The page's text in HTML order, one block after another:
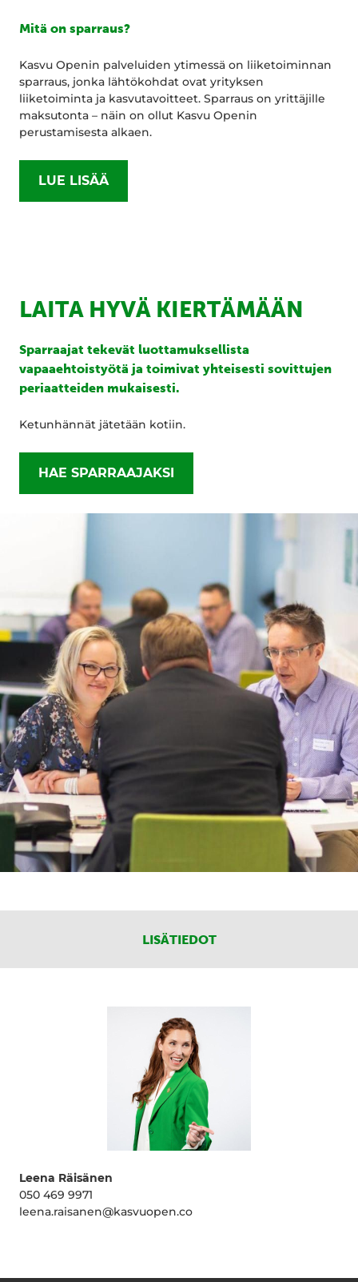
Mitä on sparraus?
Kasvu Openin palveluiden ytimessä on liiketoiminnan
sparraus, jonka lähtökohdat ovat yrityksen
liiketoiminta ja kasvutavoitteet. Sparraus on yrittäjille
maksutonta – näin on ollut Kasvu Openin
perustamisesta alkaen.
LUE LISÄÄ
LAITA HYVÄ KIERTÄMÄÄN
Sparraajat tekevät luottamuksellista
vapaaehtoistyötä ja toimivat yhteisesti sovittujen
periaatteiden mukaisesti.
Ketunhännät jätetään kotiin.
HAE SPARRAAJAKSI
LISÄTIEDOT
Leena Räisänen
050 469 9971
leena.raisanen@kasvuopen.co